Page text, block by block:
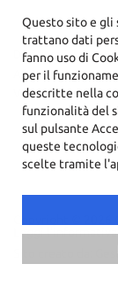
Dati fiscali:
Af Rappresentanze
Via Aldo Moro, 20,
C.F/P.IVA:
Registro delle
Copyright © 2026
Leggi
Questo sito e
trattano dati
fanno uso di
per il
descritte nella
funzionalità del
sul pulsante
queste
scelte tramite